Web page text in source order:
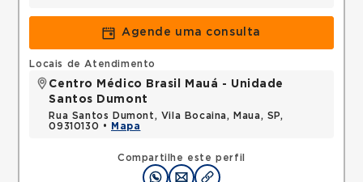
Agende uma consulta
Compartilhe este perfil
Locais de Atendimento
Centro Médico Brasil Mauá - Unidade
Santos Dumont
Rua Santos Dumont, Vila Bocaina, Maua, SP,
09310130 •
Mapa